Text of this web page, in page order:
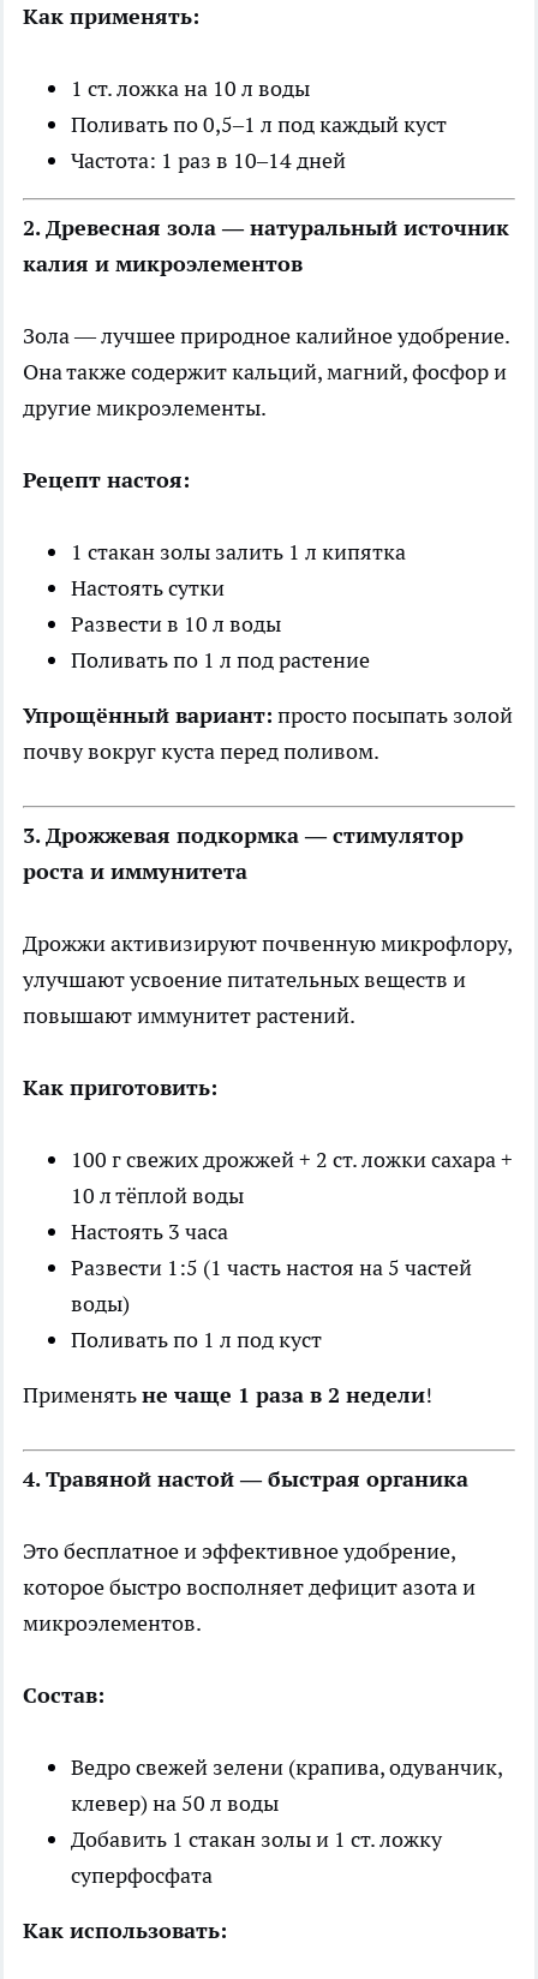
Как применять:
1 ст. ложка на 10 л воды
Поливать по 0,5–1 л под каждый куст
Частота: 1 раз в 10–14 дней
2. Древесная зола — натуральный источник
калия и микроэлементов
Зола — лучшее природное калийное удобрение.
Она также содержит кальций, магний, фосфор и
другие микроэлементы.
Рецепт настоя:
1 стакан золы залить 1 л кипятка
Настоять сутки
Развести в 10 л воды
Поливать по 1 л под растение
Упрощённый вариант: просто посыпать золой
почву вокруг куста перед поливом.
3. Дрожжевая подкормка — стимулятор
роста и иммунитета
Дрожжи активизируют почвенную микрофлору,
улучшают усвоение питательных веществ и
повышают иммунитет растений.
Как приготовить:
100 г свежих дрожжей + 2 ст. ложки сахара +
10 л тёплой воды
Настоять 3 часа
Развести 1:5 (1 часть настоя на 5 частей
воды)
Поливать по 1 л под куст
Применятьне чаще 1 раза в 2 недели!
4. Травяной настой — быстрая органика
Это бесплатное и эффективное удобрение,
которое быстро восполняет дефицит азота и
микроэлементов.
Состав:
Ведро свежей зелени (крапива, одуванчик,
клевер) на 50 л воды
Добавить 1 стакан золы и 1 ст. ложку
суперфосфата
Как использовать: